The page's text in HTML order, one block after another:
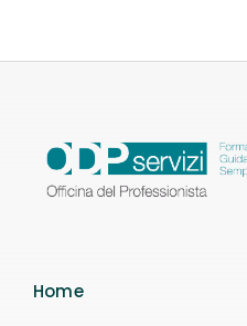
Home